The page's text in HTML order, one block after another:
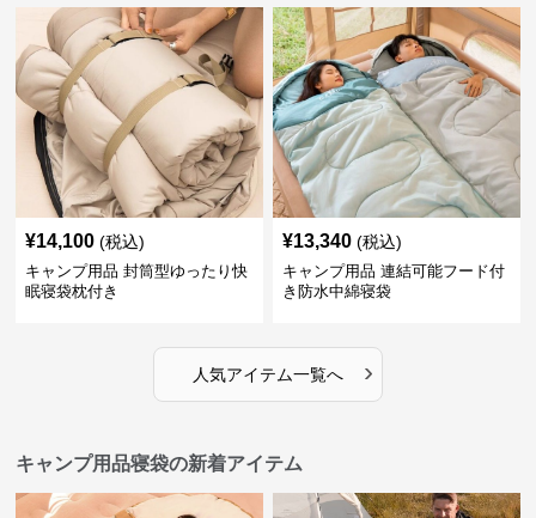
¥14,100 (税込)
キャンプ用品 封筒型ゆったり快
眠寝袋枕付き
¥13,340 (税込)
キャンプ用品 連結可能フード付
き防水中綿寝袋
人気アイテム一覧へ ›
キャンプ用品寝袋の新着アイテム